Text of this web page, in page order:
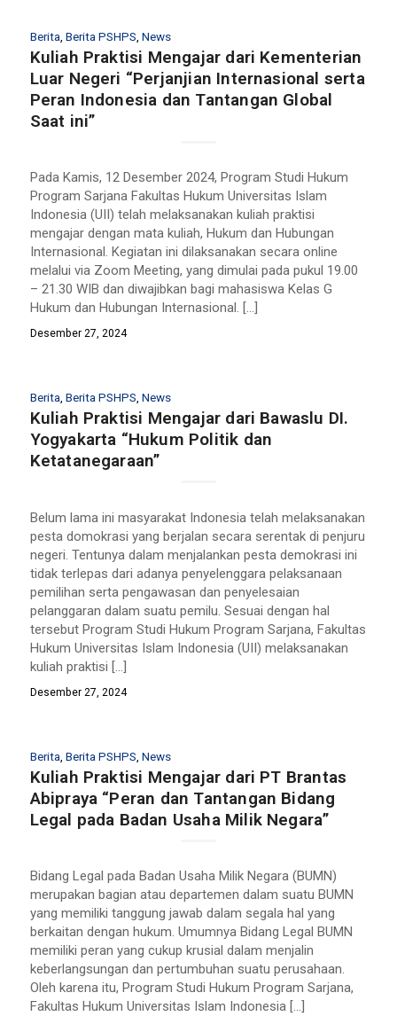
Berita Berita PSHPS News
Kuliah Praktisi Mengajar dari Kementerian
Luar Negeri “Perjanjian Internasional serta
Peran Indonesia dan Tantangan Global
Saat ini”
Pada Kamis, 12 Desember 2024, Program Studi Hukum
Program Sarjana Fakultas Hukum Universitas Islam
Indonesia (UII) telah melaksanakan kuliah praktisi
mengajar dengan mata kuliah, Hukum dan Hubungan
Internasional. Kegiatan ini dilaksanakan secara online
melalui via Zoom Meeting, yang dimulai pada pukul 19.00
– 21.30 WIB dan diwajibkan bagi mahasiswa Kelas G
Hukum dan Hubungan Internasional. […]
Desember 27, 2024
Berita Berita PSHPS News
Kuliah Praktisi Mengajar dari Bawaslu DI.
Yogyakarta “Hukum Politik dan
Ketatanegaraan”
Belum lama ini masyarakat Indonesia telah melaksanakan
pesta domokrasi yang berjalan secara serentak di penjuru
negeri. Tentunya dalam menjalankan pesta demokrasi ini
tidak terlepas dari adanya penyelenggara pelaksanaan
pemilihan serta pengawasan dan penyelesaian
pelanggaran dalam suatu pemilu. Sesuai dengan hal
tersebut Program Studi Hukum Program Sarjana, Fakultas
Hukum Universitas Islam Indonesia (UII) melaksanakan
kuliah praktisi […]
Desember 27, 2024
Berita Berita PSHPS News
Kuliah Praktisi Mengajar dari PT Brantas
Abipraya “Peran dan Tantangan Bidang
Legal pada Badan Usaha Milik Negara”
Bidang Legal pada Badan Usaha Milik Negara (BUMN)
merupakan bagian atau departemen dalam suatu BUMN
yang memiliki tanggung jawab dalam segala hal yang
berkaitan dengan hukum. Umumnya Bidang Legal BUMN
memiliki peran yang cukup krusial dalam menjalin
keberlangsungan dan pertumbuhan suatu perusahaan.
Oleh karena itu, Program Studi Hukum Program Sarjana,
Fakultas Hukum Universitas Islam Indonesia […]